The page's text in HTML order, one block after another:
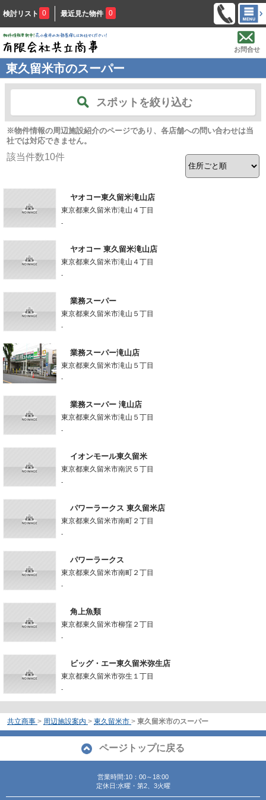
検討リスト 0 最近見た物件 0
お問合せ
東久留米市のスーパー
スポットを絞り込む
※物件情報の周辺施設紹介のページであり、各店舗への問い合わせは当
社では対応できません。
該当件数10件
ヤオコー東久留米滝山店
東京都東久留米市滝山４丁目
-
ヤオコー 東久留米滝山店
東京都東久留米市滝山４丁目
-
業務スーパー
東京都東久留米市滝山５丁目
-
業務スーパー滝山店
東京都東久留米市滝山５丁目
-
業務スーパー 滝山店
東京都東久留米市滝山５丁目
-
イオンモール東久留米
東京都東久留米市南沢５丁目
-
パワーラークス 東久留米店
東京都東久留米市南町２丁目
-
パワーラークス
東京都東久留米市南町２丁目
-
角上魚類
東京都東久留米市柳窪２丁目
-
ビッグ・エー東久留米弥生店
東京都東久留米市弥生１丁目
-
共立商事 > 周辺施設案内 > 東久留米市 > 東久留米市のスーパー
ページトップに戻る
営業時間:10：00～18:00
定休日:水曜・第2、3火曜